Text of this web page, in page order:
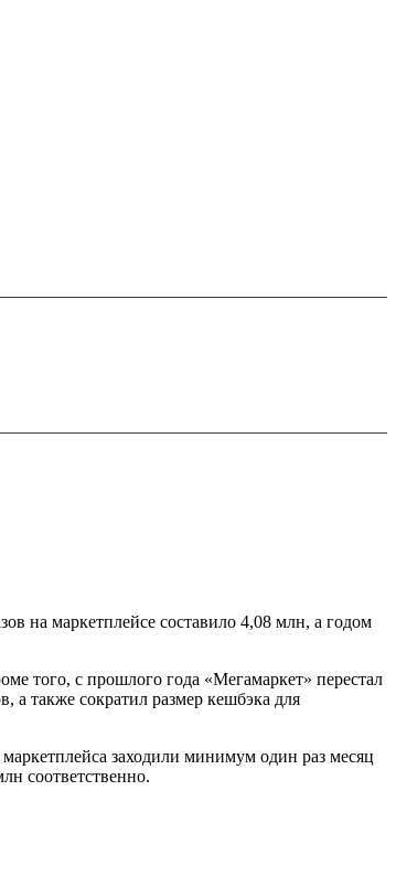
на маркетплейсе составило 4,08 млн, а годом
того, с прошлого года «Мегамаркет» перестал
а также сократил размер кешбэка для
заходили минимум один раз месяц
соответственно.